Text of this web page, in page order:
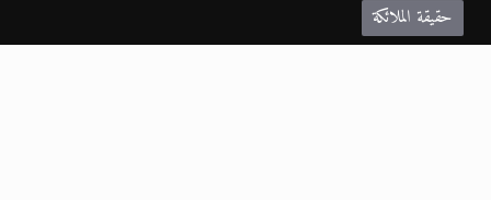
حقيقة الملائكة